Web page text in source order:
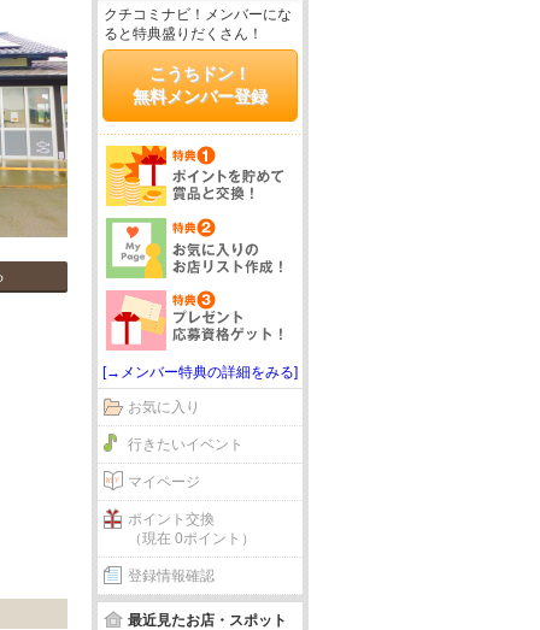
クチコミナビ！メンバーにな
ると特典盛りだくさん！
こうちドン！
無料メンバー登録
[→メンバー特典の詳細をみる]
お気に入り
行きたいイベント
マイページ
ポイント交換
（現在 0ポイント）
登録情報確認
最近見たお店・スポット